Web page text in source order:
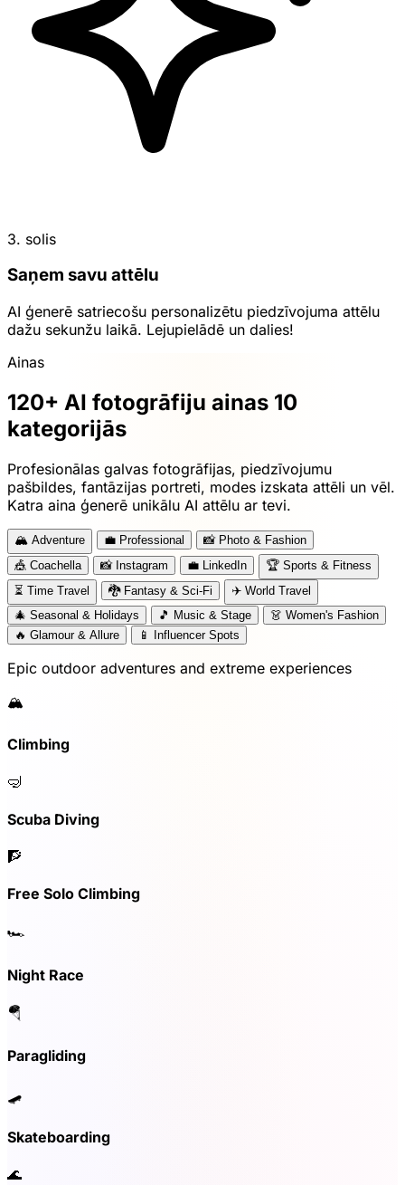
3. solis
Saņem savu attēlu
AI ģenerē satriecošu personalizētu piedzīvojuma attēlu
dažu sekunžu laikā. Lejupielādē un dalies!
Ainas
120+ AI fotogrāfiju ainas 10
kategorijās
Profesionālas galvas fotogrāfijas, piedzīvojumu
pašbildes, fantāzijas portreti, modes izskata attēli un vēl.
Katra aina ģenerē unikālu AI attēlu ar tevi.
🏔️ Adventure 💼 Professional 📸 Photo & Fashion
🎪 Coachella 📸 Instagram 💼 LinkedIn 🏆 Sports & Fitness
⏳ Time Travel 🐉 Fantasy & Sci-Fi ✈️ World Travel
🎄 Seasonal & Holidays 🎵 Music & Stage 👗 Women's Fashion
🔥 Glamour & Allure 📱 Influencer Spots
Epic outdoor adventures and extreme experiences
🏔️
Climbing
🤿
Scuba Diving
🧗
Free Solo Climbing
🏎️
Night Race
🪂
Paragliding
🛹
Skateboarding
🌊